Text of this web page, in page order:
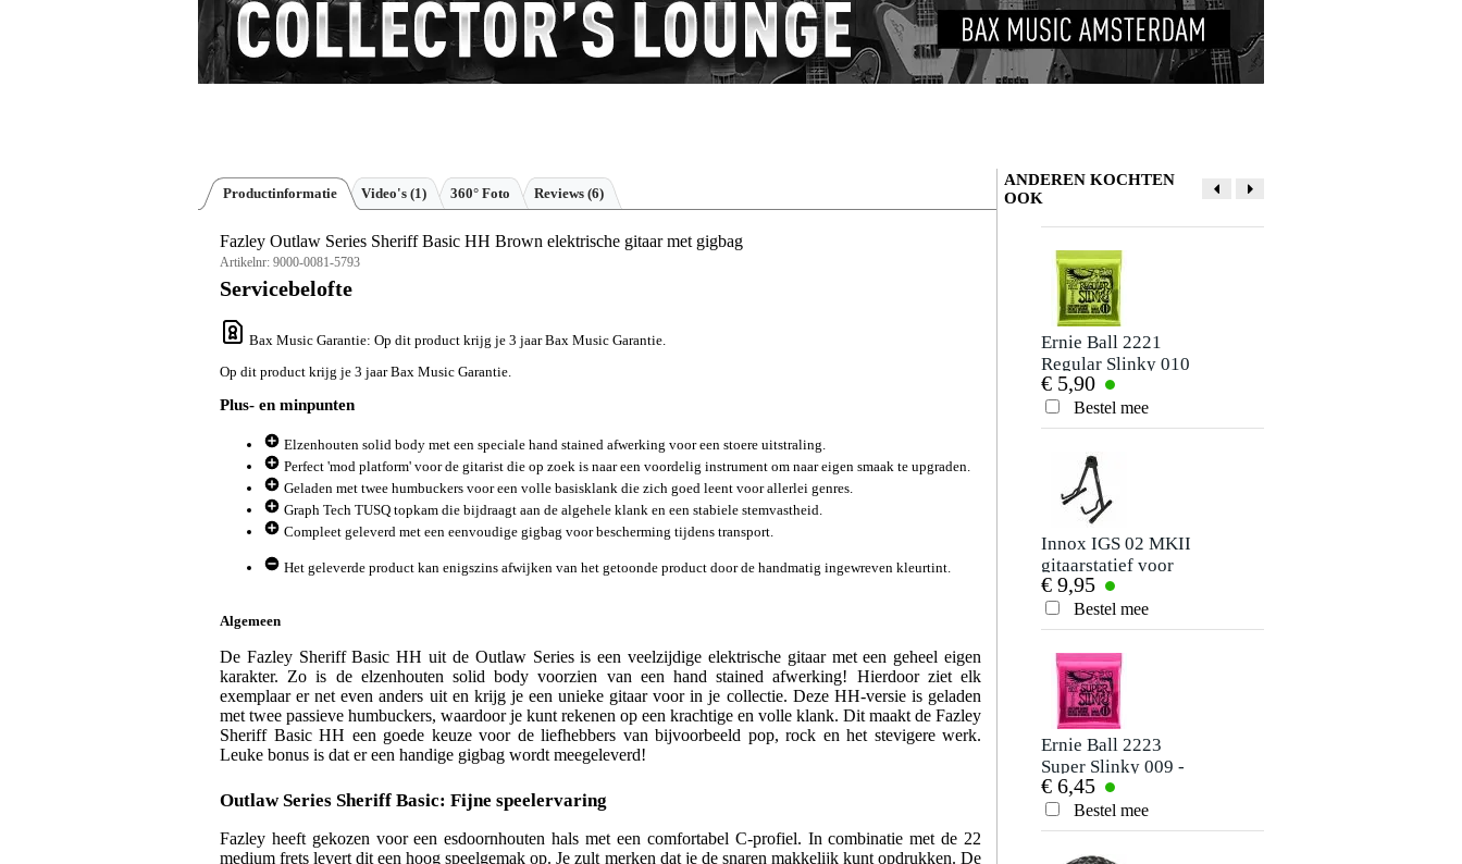
Productinformatie Video's (1) 360° Foto Reviews (6)
Fazley Outlaw Series Sheriff Basic HH Brown elektrische gitaar met gigbag
Artikelnr: 9000-0081-5793
Servicebelofte
Bax Music Garantie: Op dit product krijg je 3 jaar Bax Music Garantie.
Op dit product krijg je 3 jaar Bax Music Garantie.
Plus- en minpunten
Elzenhouten solid body met een speciale hand stained afwerking voor een stoere uitstraling.
Perfect 'mod platform' voor de gitarist die op zoek is naar een voordelig instrument om naar eigen smaak te upgraden.
Geladen met twee humbuckers voor een volle basisklank die zich goed leent voor allerlei genres.
Graph Tech TUSQ topkam die bijdraagt aan de algehele klank en een stabiele stemvastheid.
Compleet geleverd met een eenvoudige gigbag voor bescherming tijdens transport.
Het geleverde product kan enigszins afwijken van het getoonde product door de handmatig ingewreven kleurtint.
Algemeen
De Fazley Sheriff Basic HH uit de Outlaw Series is een veelzijdige elektrische gitaar met een geheel eigen
karakter. Zo is de elzenhouten solid body voorzien van een hand stained afwerking! Hierdoor ziet elk
exemplaar er net even anders uit en krijg je een unieke gitaar voor in je collectie. Deze HH-versie is geladen
met twee passieve humbuckers, waardoor je kunt rekenen op een krachtige en volle klank. Dit maakt de Fazley
Sheriff Basic HH een goede keuze voor de liefhebbers van bijvoorbeeld pop, rock en het stevigere werk.
Leuke bonus is dat er een handige gigbag wordt meegeleverd!
Outlaw Series Sheriff Basic: Fijne speelervaring
Fazley heeft gekozen voor een esdoornhouten hals met een comfortabel C-profiel. In combinatie met de 22
medium frets levert dit een hoog speelgemak op. Je zult merken dat je de snaren makkelijk kunt opdrukken. De
ANDEREN KOCHTEN
OOK
Ernie Ball 2221
Regular Slinky 010
- 046 snarenset
voor elektrische
gitaar
€ 5,90
Bestel mee
Innox IGS 02 MKII
gitaarstatief voor
akoestische gitaar
€ 9,95
Bestel mee
Ernie Ball 2223
Super Slinky 009 -
042 snarenset voor
elektrische gitaar
€ 6,45
Bestel mee